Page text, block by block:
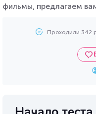
фильмы, предлагаем
Проходили 342